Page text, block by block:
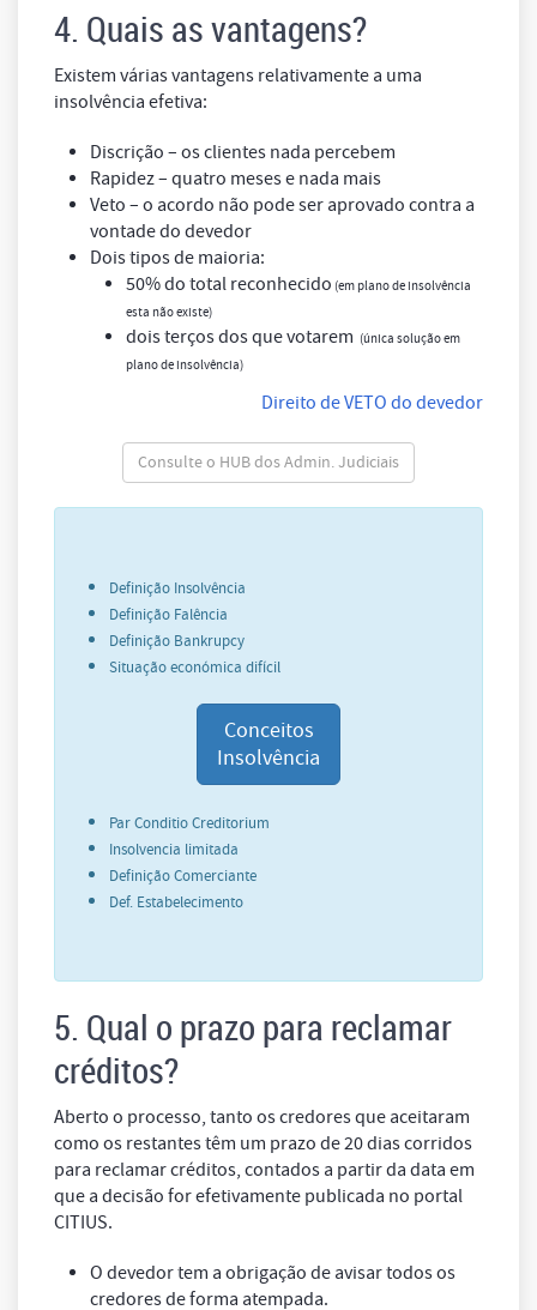
4. Quais as vantagens?
Existem várias vantagens relativamente a uma
insolvência efetiva:
Discrição – os clientes nada percebem
Rapidez – quatro meses e nada mais
Veto – o acordo não pode ser aprovado contra a
vontade do devedor
Dois tipos de maioria:
50% do total reconhecido (em plano de insolvência
esta não existe)
dois terços dos que votarem (única solução em
plano de insolvência)
Direito de VETO do devedor
Consulte o HUB dos Admin. Judiciais
Definição Insolvência
Definição Falência
Definição Bankrupcy
Situação económica difícil
Conceitos
Insolvência
Par Conditio Creditorium
Insolvencia limitada
Definição Comerciante
Def. Estabelecimento
5. Qual o prazo para reclamar
créditos?
Aberto o processo, tanto os credores que aceitaram
como os restantes têm um prazo de 20 dias corridos
para reclamar créditos, contados a partir da data em
que a decisão for efetivamente publicada no portal
CITIUS.
O devedor tem a obrigação de avisar todos os
credores de forma atempada.